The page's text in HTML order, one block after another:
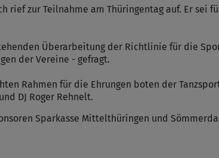
rief zur Teilnahme am Thüringentag auf. Er sei
Überarbeitung der Richtlinie für die
der Vereine - gefragt.
Rahmen für die Ehrungen boten der
DJ Roger Rehnelt.
Sparkasse Mittelthüringen und